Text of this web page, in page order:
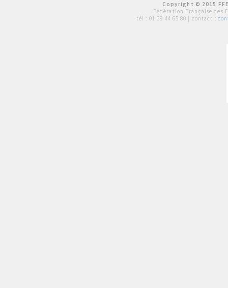
Copyright © 2015
Fédération Française des
tél : 01 39 44 65 80 | contact :